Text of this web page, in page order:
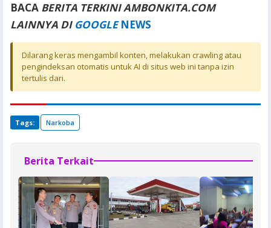
BACA BERITA TERKINI AMBONKITA.COM
LAINNYA DI GOOGLENEWS
Dilarang keras mengambil konten, melakukan crawling atau
pengindeksan otomatis untuk AI di situs web ini tanpa izin
tertulis dari.
Tags: Narkoba
Berita Terkait